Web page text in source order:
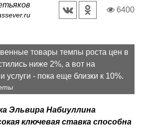
6400
товары темпы роста цен в
ниже 2%, а вот на
услуги - пока еще близки к 10%.
Эльвира Набиуллина
ключевая ставка способна